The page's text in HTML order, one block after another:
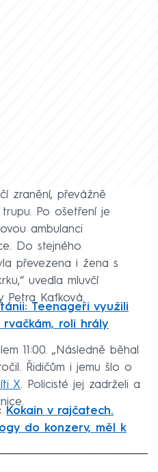
zranění, převážně
Po ošetření je
ambulanci
Do stejného
převezena i žena s
uvedla mluvčí
Petra Kafková.
Teenageři využili
roli hrály
11:00. „Následně běhal
Řidičům i jemu šlo o
X. Policisté jej zadrželi a
Kokain v rajčatech.
do konzerv, měl k